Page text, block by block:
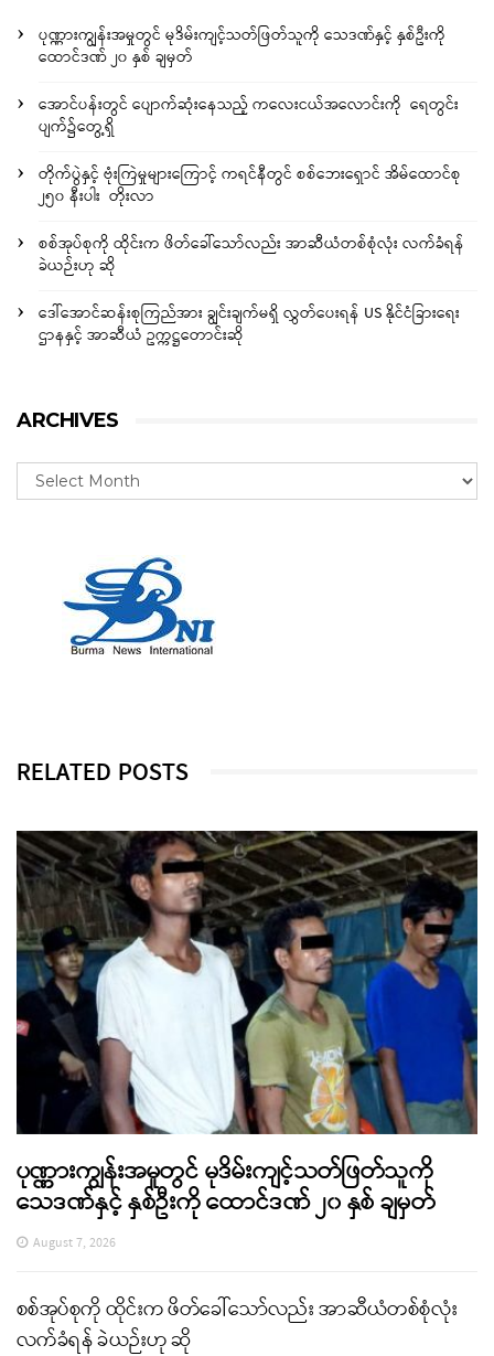
ပုဏ္ဏားကျွန်းအမှုတွင် မုဒိမ်းကျင့်သတ်ဖြတ်သူကို သေဒဏ်နှင့် နှစ်ဦးကို
ထောင်ဒဏ် ၂၀ နှစ် ချမှတ်
အောင်ပန်းတွင် ပျောက်ဆုံးနေသည့် ကလေးငယ်အလောင်းကို ရေတွင်း
ပျက်၌တွေ့ရှိ
တိုက်ပွဲနှင့် ဗုံးကြဲမှုများကြောင့် ကရင်နီတွင် စစ်ဘေးရှောင် အိမ်ထောင်စု
၂၅၀ နီးပါး တိုးလာ
စစ်အုပ်စုကို ထိုင်းက ဖိတ်ခေါ်သော်လည်း အာဆီယံတစ်စုံလုံး လက်ခံရန်
ခဲယဉ်းဟု ဆို
ဒေါ်အောင်ဆန်းစုကြည်အား ချွင်းချက်မရှိ လွှတ်ပေးရန် US နိုင်ငံခြားရေး
ဌာနနှင့် အာဆီယံ ဥက္ကဋ္ဌတောင်းဆို
ARCHIVES
RELATED POSTS
ပုဏ္ဏားကျွန်းအမှုတွင် မုဒိမ်းကျင့်သတ်ဖြတ်သူကို
သေဒဏ်နှင့် နှစ်ဦးကို ထောင်ဒဏ် ၂၀ နှစ် ချမှတ်
August 7, 2026
စစ်အုပ်စုကို ထိုင်းက ဖိတ်ခေါ်သော်လည်း အာဆီယံတစ်စုံလုံး
လက်ခံရန် ခဲယဉ်းဟု ဆို